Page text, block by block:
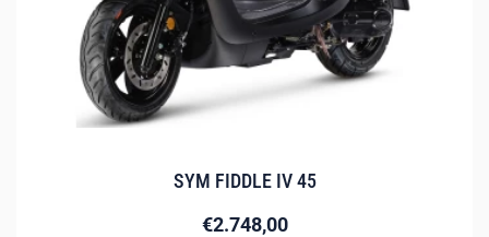
SYM FIDDLE IV 45
€2.748,00